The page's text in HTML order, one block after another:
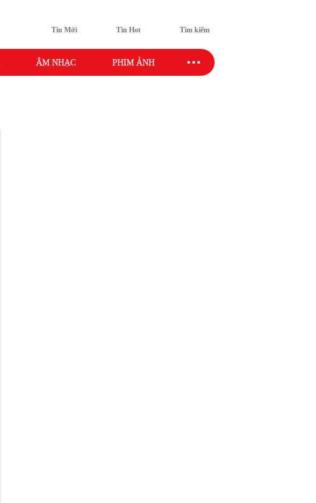
Tin Mới Tin Hot Tìm kiếm
ÂM NHẠC PHIM ẢNH SAO SPORT